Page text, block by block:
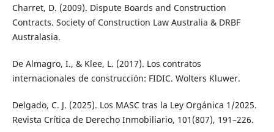
Charret, D. (2009). Dispute Boards and Construction
Contracts. Society of Construction Law Australia & DRBF
Australasia.
De Almagro, I., & Klee, L. (2017). Los contratos
internacionales de construcción: FIDIC. Wolters Kluwer.
Delgado, C. J. (2025). Los MASC tras la Ley Orgánica 1/2025.
Revista Crítica de Derecho Inmobiliario, 101(807), 191–226.